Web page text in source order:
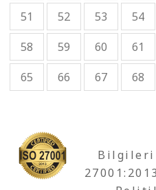
51
52 53 54
58
59 60 61
65
66 67 68